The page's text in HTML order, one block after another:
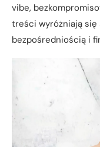
vibe,
treści wyróżniają się
bezpośredniością i